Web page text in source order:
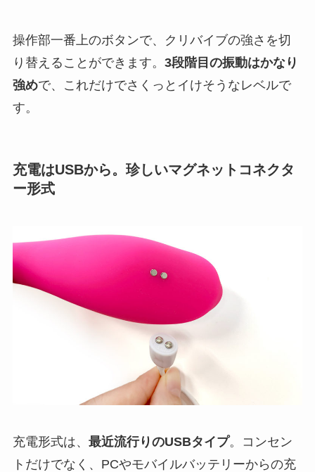
操作部一番上のボタンで、クリバイブの強さを切
り替えることができます。 3段階目の振動はかなり
強めで、これだけでさくっとイけそうなレベルで
す。
充電はUSBから。珍しいマグネットコネクタ
ー形式
充電形式は、 最近流行りのUSBタイプ。コンセン
トだけでなく、PCやモバイルバッテリーからの充